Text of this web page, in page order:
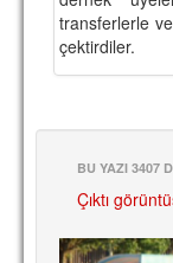
FOTOĞRAF
MARŞ &
AMBLEM
SPOR
YÖNETİM
transferlerle
çektirdiler.
BU YAZI 3407
Çıktı